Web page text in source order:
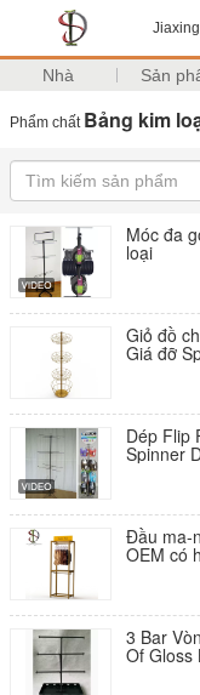
Nhà Sản
Phẩm chất Bảng kim
Móc đa
loại
Giỏ đồ
Giá đỡ
Dép Flip
Spinner
Đầu ma-
OEM có
3 Bar
Of Gloss